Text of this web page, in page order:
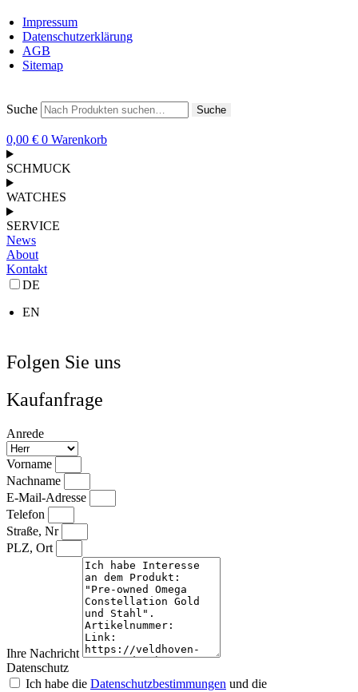
Impressum
Datenschutzerklärung
AGB
Sitemap
Suche Suche
0,00 € 0 Warenkorb
SCHMUCK
WATCHES
SERVICE
News
About
Kontakt
DE
EN
Folgen Sie uns
Kaufanfrage
Anrede
Vorname
Nachname
E-Mail-Adresse
Telefon
Straße, Nr
PLZ, Ort
Ihre Nachricht
Datenschutz
Ich habe die Datenschutzbestimmungen und die